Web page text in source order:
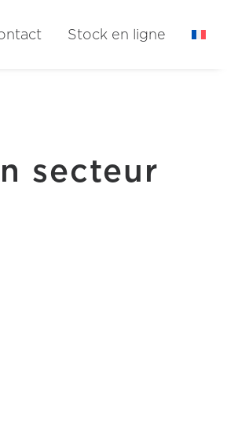
Stock en ligne
secteur